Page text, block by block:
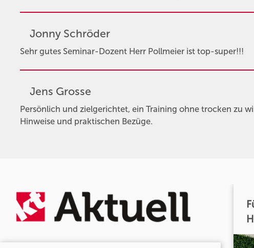
Jonny Schröder
Sehr gutes Seminar-Dozent Herr Pollmeier ist top-super!!!
Jens Grosse
Persönlich und zielgerichtet, ein Training ohne trocken zu
Hinweise und praktischen Bezüge.